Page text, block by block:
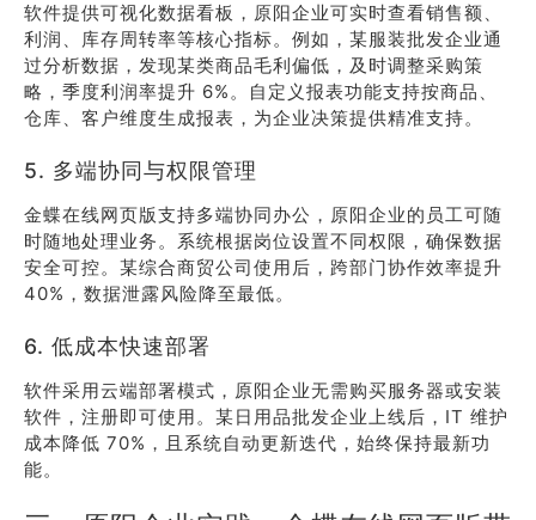
软件提供可视化数据看板，原阳企业可实时查看销售额、
利润、库存周转率等核心指标。例如，某服装批发企业通
过分析数据，发现某类商品毛利偏低，及时调整采购策
略，季度利润率提升 6%。自定义报表功能支持按商品、
仓库、客户维度生成报表，为企业决策提供精准支持。
5. 多端协同与权限管理
金蝶在线网页版支持多端协同办公，原阳企业的员工可随
时随地处理业务。系统根据岗位设置不同权限，确保数据
安全可控。某综合商贸公司使用后，跨部门协作效率提升
40%，数据泄露风险降至最低。
6. 低成本快速部署
软件采用云端部署模式，原阳企业无需购买服务器或安装
软件，注册即可使用。某日用品批发企业上线后，IT 维护
成本降低 70%，且系统自动更新迭代，始终保持最新功
能。